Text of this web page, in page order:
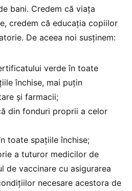
bani. Credem că viața
credem că educația copiilor
De aceea noi susținem:
verde în toate
închise, mai puțin
și farmacii;
din fonduri proprii a celor
toate spațiile închise;
a tuturor medicilor de
de vaccinare cu asigurarea
necesare acestora de